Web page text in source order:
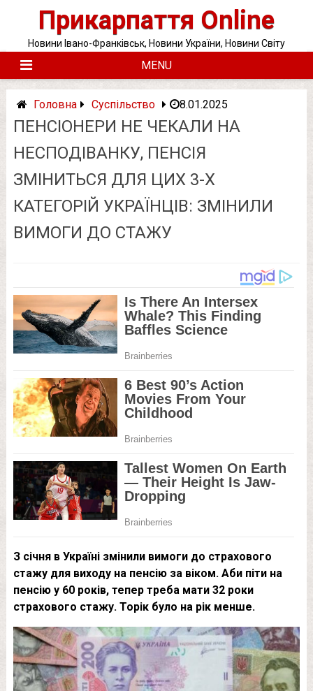
Прикарпаття Online
Новини Івано-Франківськ, Новини України, Новини Світу
MENU
Головна Суспільство 8.01.2025
ПЕНСІОНЕРИ НЕ ЧЕКАЛИ НА
НЕСПОДІВАНКУ, ПЕНСІЯ
ЗМІНИТЬСЯ ДЛЯ ЦИХ 3-Х
КАТЕГОРІЙ УКРАЇНЦІВ: ЗМІНИЛИ
ВИМОГИ ДО СТАЖУ
З січня в Україні змінили вимоги до страхового
стажу для виходу на пенсію за віком. Аби піти на
пенсію у 60 років, тепер треба мати 32 роки
страхового стажу. Торік було на рік менше.